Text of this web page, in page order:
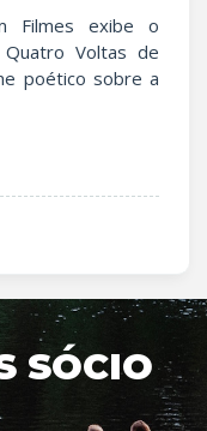
Filmes exibe o
Voltas de
poético sobre a
SÓCIO